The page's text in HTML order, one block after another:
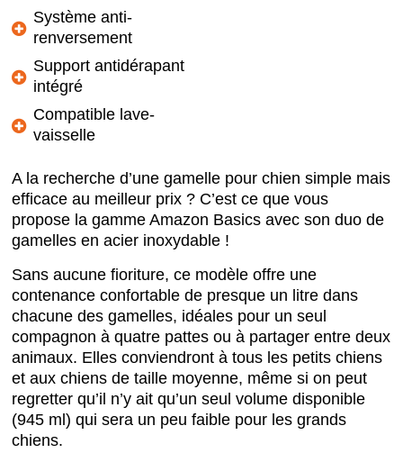
Système anti-
renversement
Support antidérapant
intégré
Compatible lave-
vaisselle
A la recherche d’une gamelle pour chien simple mais
efficace au meilleur prix ? C’est ce que vous
propose la gamme Amazon Basics avec son duo de
gamelles en acier inoxydable !
Sans aucune fioriture, ce modèle offre une
contenance confortable de presque un litre dans
chacune des gamelles, idéales pour un seul
compagnon à quatre pattes ou à partager entre deux
animaux. Elles conviendront à tous les petits chiens
et aux chiens de taille moyenne, même si on peut
regretter qu’il n’y ait qu’un seul volume disponible
(945 ml) qui sera un peu faible pour les grands
chiens.